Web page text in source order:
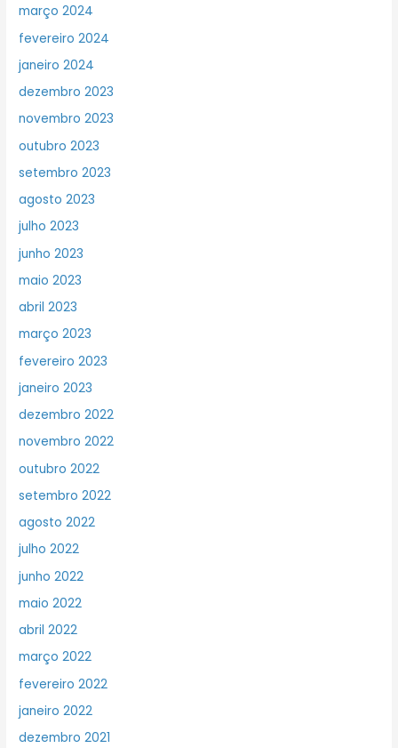
março 2024
fevereiro 2024
janeiro 2024
dezembro 2023
novembro 2023
outubro 2023
setembro 2023
agosto 2023
julho 2023
junho 2023
maio 2023
abril 2023
março 2023
fevereiro 2023
janeiro 2023
dezembro 2022
novembro 2022
outubro 2022
setembro 2022
agosto 2022
julho 2022
junho 2022
maio 2022
abril 2022
março 2022
fevereiro 2022
janeiro 2022
dezembro 2021